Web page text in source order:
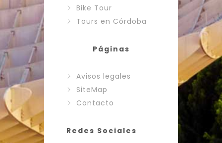
Bike Tour
Tours en Córdoba
Páginas
Avisos legales
SiteMap
Contacto
Redes Sociales